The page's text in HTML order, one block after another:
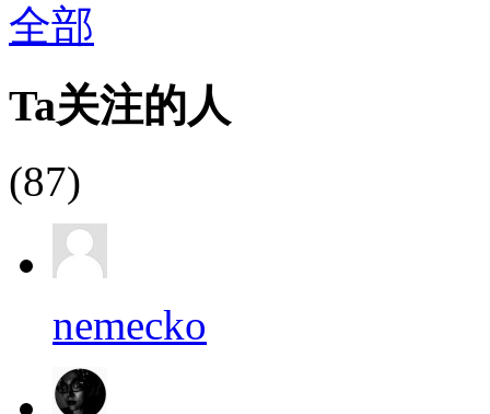
全部
Ta关注的人
(87)
nemecko